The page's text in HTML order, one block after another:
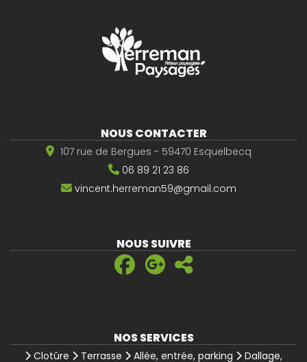
NOUS CONTACTER
107 rue de Bergues - 59470 Esquelbecq
06 89 21 23 86
vincent.herreman59@gmail.com
NOUS SUIVRE
NOS SERVICES
Clotûre Terrasse Allée, entrée, parking Dallage,